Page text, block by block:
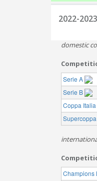
2022-2023
domestic
Serie A
Serie B
Coppa Italia
Supercoppa
Champions